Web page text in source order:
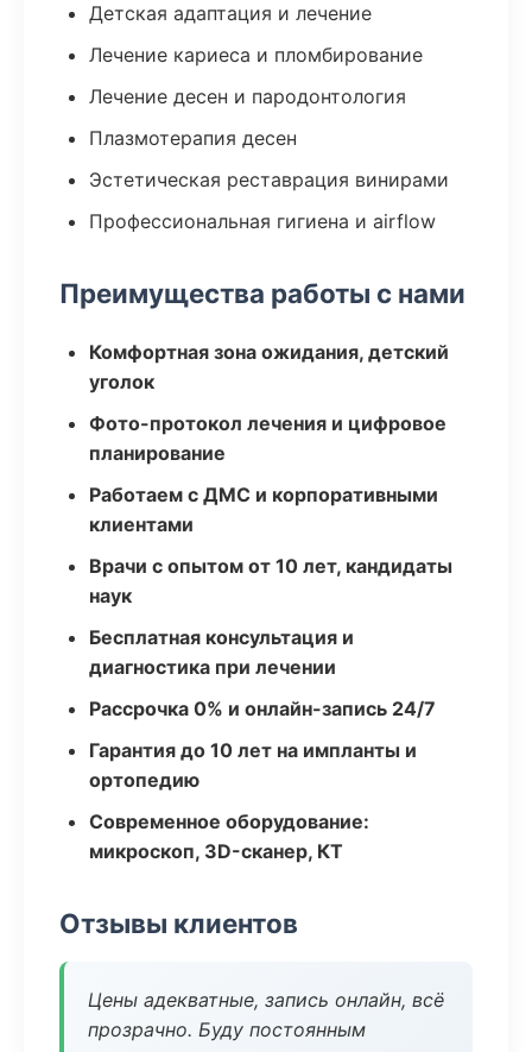
Детская адаптация и лечение
Лечение кариеса и пломбирование
Лечение десен и пародонтология
Плазмотерапия десен
Эстетическая реставрация винирами
Профессиональная гигиена и airflow
Преимущества работы с нами
Комфортная зона ожидания, детский
уголок
Фото-протокол лечения и цифровое
планирование
Работаем с ДМС и корпоративными
клиентами
Врачи с опытом от 10 лет, кандидаты
наук
Бесплатная консультация и
диагностика при лечении
Рассрочка 0% и онлайн-запись 24/7
Гарантия до 10 лет на импланты и
ортопедию
Современное оборудование:
микроскоп, 3D-сканер, КТ
Отзывы клиентов
Цены адекватные, запись онлайн, всё
прозрачно. Буду постоянным